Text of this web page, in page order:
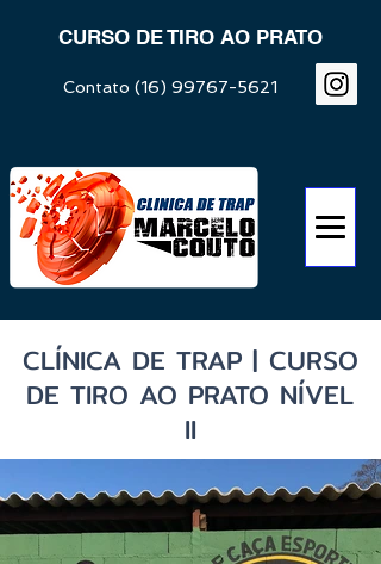
CURSO DE TIRO AO PRATO
Contato (16) 99767-5621
CLÍNICA DE TRAP | CURSO
DE TIRO AO PRATO NÍVEL
II